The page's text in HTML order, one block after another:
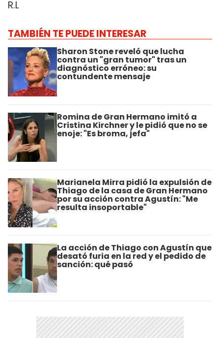
R.L
TAMBIÉN TE PUEDE INTERESAR
Sharon Stone reveló que lucha
contra un "gran tumor" tras un
diagnóstico erróneo: su
contundente mensaje
Romina de Gran Hermano imitó a
Cristina Kirchner y le pidió que no se
enoje: "Es broma, jefa"
Marianela Mirra pidió la expulsión de
Thiago de la casa de Gran Hermano
por su acción contra Agustín: "Me
resulta insoportable"
La acción de Thiago con Agustín que
desató furia en la red y el pedido de
sanción: qué pasó